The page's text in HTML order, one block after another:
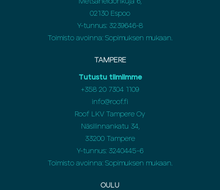
Metsäneidonkuja 6,
02130 Espoo
Y-tunnus: 3239646-8
Toimisto avoinna: Sopimuksen mukaan.
TAMPERE
Tutustu tiimiimme
+358 20 7304 1109
info@roof.fi
Roof LKV Tampere Oy
Näsilinnankatu 34,
33200 Tampere
Y-tunnus: 3240445-6
Toimisto avoinna: Sopimuksen mukaan.
OULU